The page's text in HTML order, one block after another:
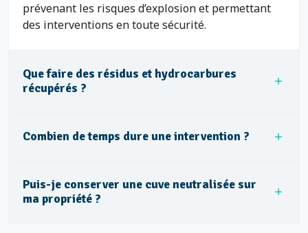
prévenant les risques d’explosion et permettant
des interventions en toute sécurité.
Que faire des résidus et hydrocarbures
récupérés ?
Combien de temps dure une intervention ?
Puis-je conserver une cuve neutralisée sur
ma propriété ?